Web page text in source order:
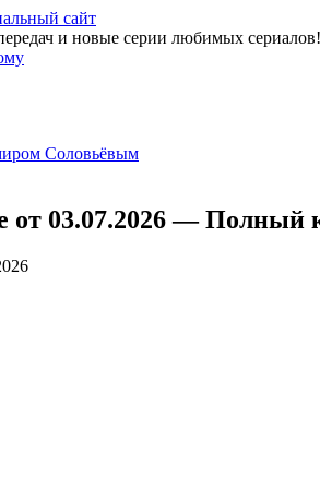
сайт
и новые серии любимых сериалов!
Соловьёвым
от 03.07.2026 — Полный